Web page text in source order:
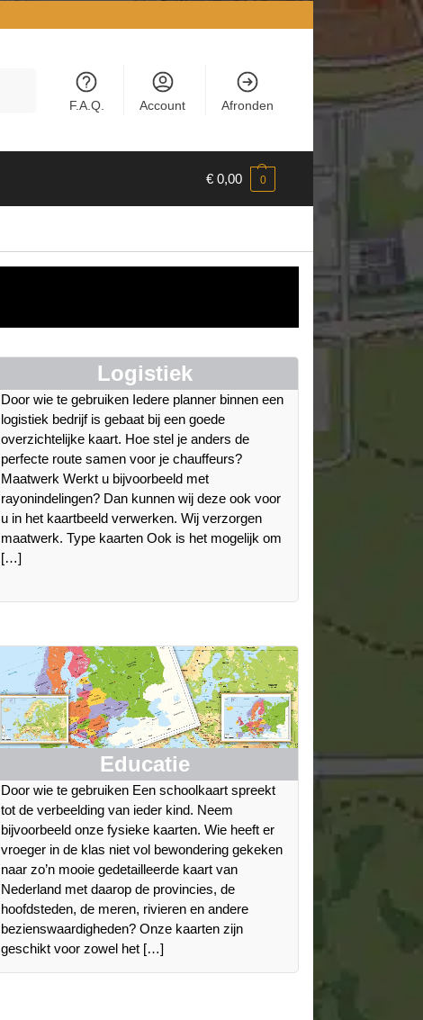
F.A.Q. Account Afronden
€ 0,00 0
Logistiek
Door wie te gebruiken Iedere planner binnen een
logistiek bedrijf is gebaat bij een goede
overzichtelijke kaart. Hoe stel je anders de
perfecte route samen voor je chauffeurs?
Maatwerk Werkt u bijvoorbeeld met
rayonindelingen? Dan kunnen wij deze ook voor
u in het kaartbeeld verwerken. Wij verzorgen
maatwerk. Type kaarten Ook is het mogelijk om
[…]
Educatie
Door wie te gebruiken Een schoolkaart spreekt
tot de verbeelding van ieder kind. Neem
bijvoorbeeld onze fysieke kaarten. Wie heeft er
vroeger in de klas niet vol bewondering gekeken
naar zo’n mooie gedetailleerde kaart van
Nederland met daarop de provincies, de
hoofdsteden, de meren, rivieren en andere
bezienswaardigheden? Onze kaarten zijn
geschikt voor zowel het […]